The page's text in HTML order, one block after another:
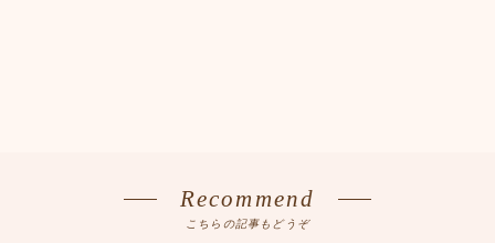
Recommend
こちらの記事もどうぞ